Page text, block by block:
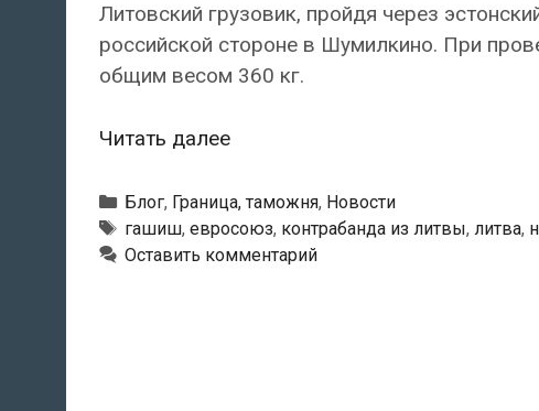
Литовский грузовик, пройдя через
российской стороне в Шумилкино. При
общим весом 360 кг.
Читать далееЧерез
в
Россию
пытались
Рубрики
Блог, Граница, таможня, Новости
Метки
гашиш, евросоюз, контрабанда из литвы, литва,
Оставить комментарий